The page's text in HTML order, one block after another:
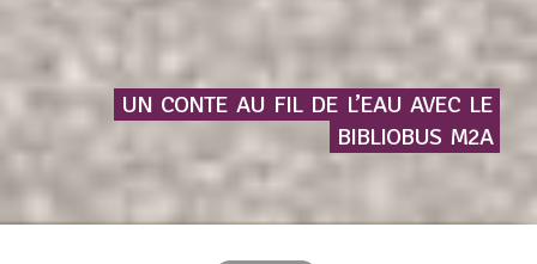
UN CONTE AU FIL DE L’EAU AVEC LE
BIBLIOBUS M2A